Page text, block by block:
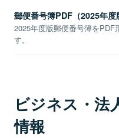
郵便番号簿PDF（2025年度
2025年度版郵便番号簿をPDF
す。
ビジネス・法
情報